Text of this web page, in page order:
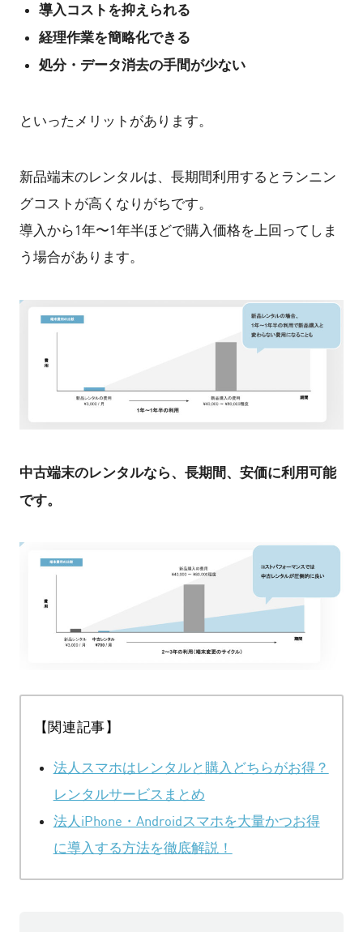
導入コストを抑えられる
経理作業を簡略化できる
処分・データ消去の手間が少ない
といったメリットがあります。
新品端末のレンタルは、長期間利用するとランニン
グコストが高くなりがちです。
導入から1年〜1年半ほどで購入価格を上回ってしま
う場合があります。
中古端末のレンタルなら、長期間、安価に利用可能
です。
【関連記事】
法人スマホはレンタルと購入どちらがお得？
レンタルサービスまとめ
法人iPhone・Androidスマホを大量かつお得
に導入する方法を徹底解説！